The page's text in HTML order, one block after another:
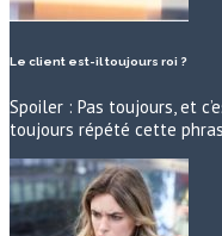
Le client est-il toujours roi ?
Spoiler : Pas toujours, et
toujours répété cette